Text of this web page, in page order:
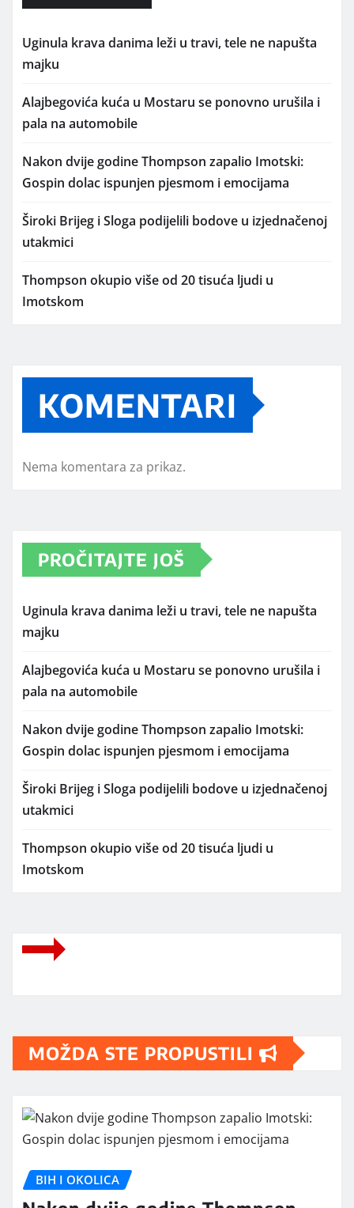
Uginula krava danima leži u travi, tele ne napušta
majku
Alajbegovića kuća u Mostaru se ponovno urušila i
pala na automobile
Nakon dvije godine Thompson zapalio Imotski:
Gospin dolac ispunjen pjesmom i emocijama
Široki Brijeg i Sloga podijelili bodove u izjednačenoj
utakmici
Thompson okupio više od 20 tisuća ljudi u
Imotskom
KOMENTARI
Nema komentara za prikaz.
PROČITAJTE JOŠ
Uginula krava danima leži u travi, tele ne napušta
majku
Alajbegovića kuća u Mostaru se ponovno urušila i
pala na automobile
Nakon dvije godine Thompson zapalio Imotski:
Gospin dolac ispunjen pjesmom i emocijama
Široki Brijeg i Sloga podijelili bodove u izjednačenoj
utakmici
Thompson okupio više od 20 tisuća ljudi u
Imotskom
MOŽDA STE PROPUSTILI
BIH I OKOLICA